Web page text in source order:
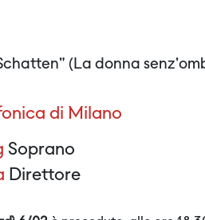
(La donna
di Milano
Soprano
Direttore